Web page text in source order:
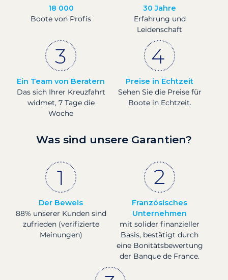
18 000
Boote von Profis
30 Jahre
Erfahrung und
Leidenschaft
Ein Team von Beratern
Das sich Ihrer Kreuzfahrt
widmet, 7 Tage die
Woche
Preise in Echtzeit
Sehen Sie die Preise für
Boote in Echtzeit.
Was sind unsere Garantien?
Der Beweis
88% unserer Kunden sind
zufrieden (verifizierte
Meinungen)
Französisches
Unternehmen
mit solider finanzieller
Basis, bestätigt durch
eine Bonitätsbewertung
der Banque de France.